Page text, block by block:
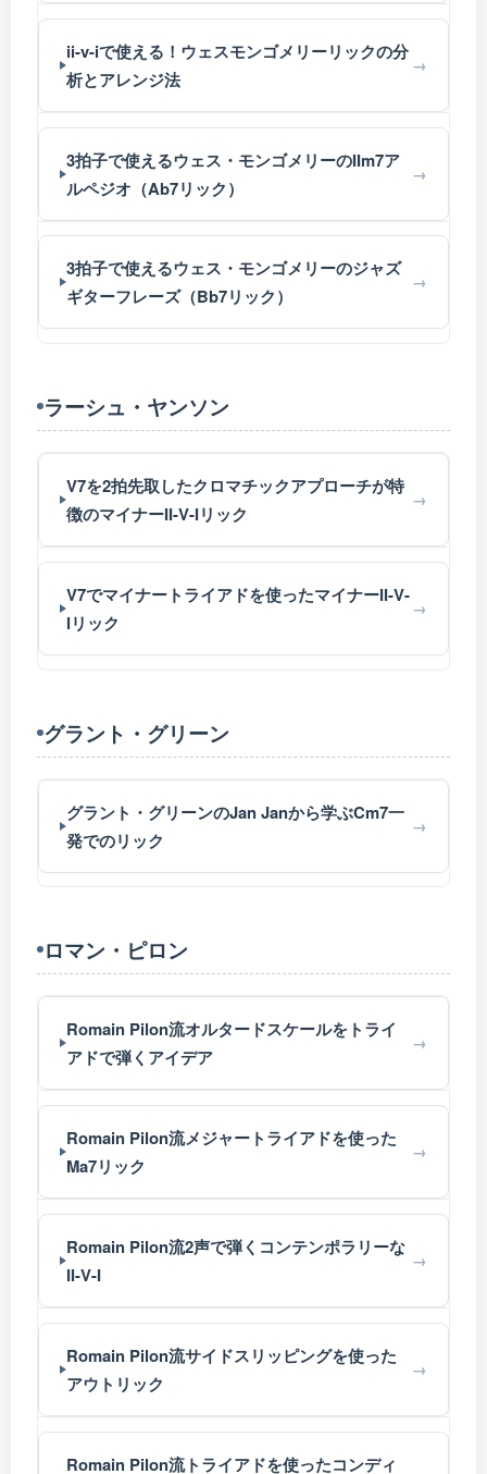
ii-v-iで使える！ウェスモンゴメリーリックの分
析とアレンジ法
3拍子で使えるウェス・モンゴメリーのIIm7ア
ルペジオ（Ab7リック）
3拍子で使えるウェス・モンゴメリーのジャズ
ギターフレーズ（Bb7リック）
ラーシュ・ヤンソン
V7を2拍先取したクロマチックアプローチが特
徴のマイナーII-V-Iリック
V7でマイナートライアドを使ったマイナーII-V-
Iリック
グラント・グリーン
グラント・グリーンのJan Janから学ぶCm7一
発でのリック
ロマン・ピロン
Romain Pilon流オルタードスケールをトライ
アドで弾くアイデア
Romain Pilon流メジャートライアドを使った
Ma7リック
Romain Pilon流2声で弾くコンテンポラリーな
II-V-I
Romain Pilon流サイドスリッピングを使った
アウトリック
Romain Pilon流トライアドを使ったコンディ